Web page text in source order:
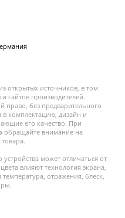
открытых источников, в том
сайтов производителей.
право, без предварительного
комплектацию, дизайн и
его качество. При
обращайте внимание на
может отличаться от
влияют технология экрана,
температура, отражения, блеск,